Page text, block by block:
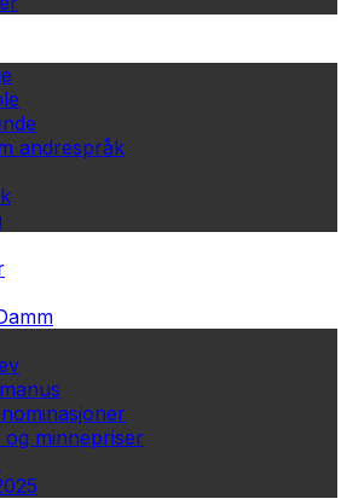
andrespråk
og minnepriser